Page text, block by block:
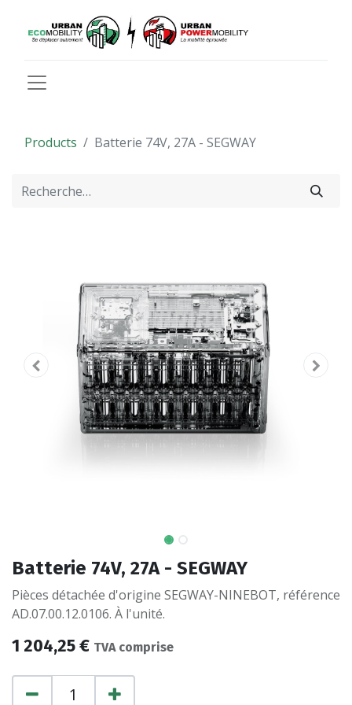
Products Batterie 74V, 27A - SEGWAY
Batterie 74V, 27A - SEGWAY
Pièces détachée d'origine SEGWAY-NINEBOT, référence
AD.07.00.12.0106. À l'unité.
1 204,25€ TVA comprise